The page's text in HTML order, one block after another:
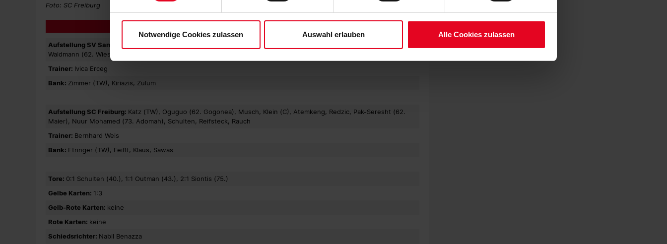
Notwendige Cookies zulassen Auswahl erlauben Alle Cookies zulassen
Foto: SC Freiburg
Aufstellung SV Sandhausen:
Waldmann (62. Wiesendanger), Gamer (62. Bernsee Villiers), Siontis (83. Maraj)
Trainer: Ivica Erceg
Bank: Zimmer (TW), Kiriazis, Zulum
Aufstellung SC Freiburg: Katz (TW), Oguguo (62. Gogonea), Musch, Klein (C), Atemkeng, Redzic, Pak-Seresht (62.
Maier), Nuur Mohamed (73. Adomah), Schulten, Reifsteck, Rauch
Trainer: Bernhard Weis
Bank: Etringer (TW), Feißt, Klaus, Sawas
Tore: 0:1 Schulten (40.), 1:1 Outman (43.), 2:1 Siontis (75.)
Gelbe Karten: 1:3
Gelb-Rote Karten: keine
Rote Karten: keine
Schiedsrichter: Nabil Benazza